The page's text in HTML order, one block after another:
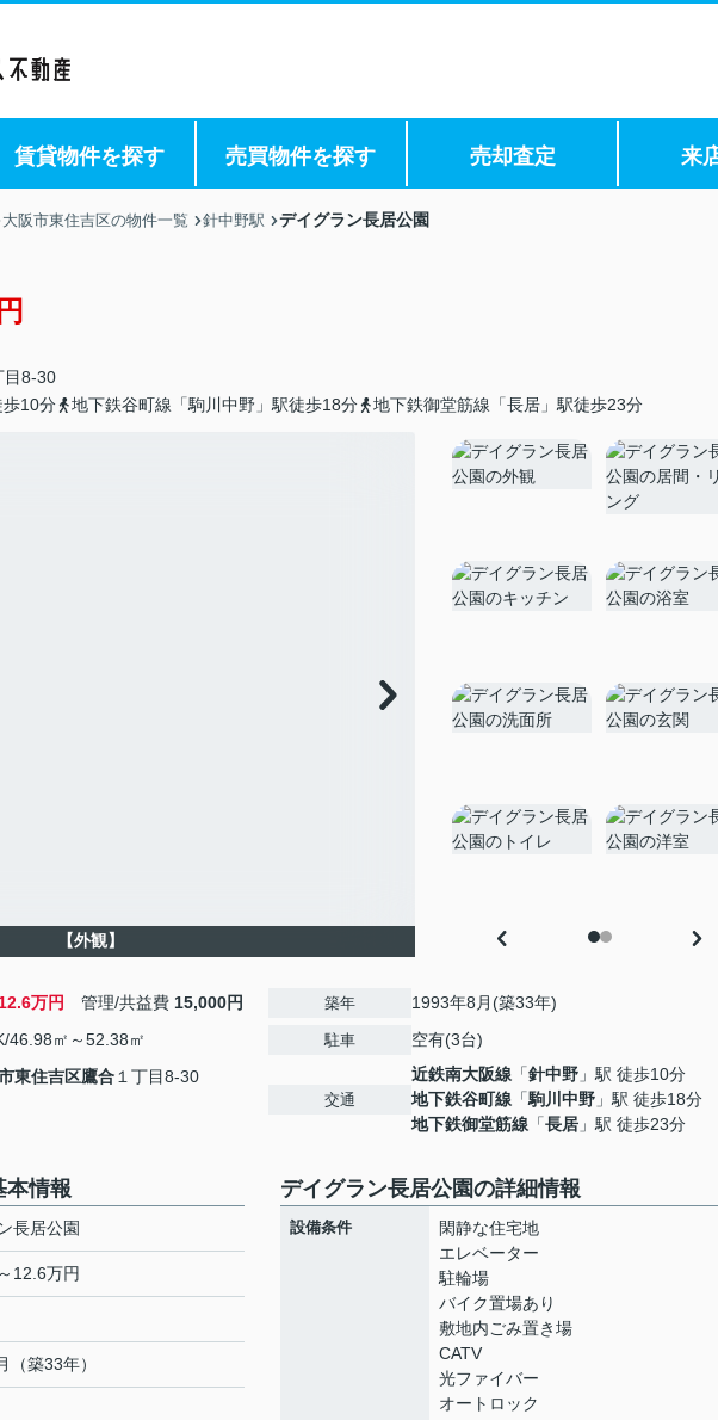
賃貸物件を探す 売買物件を探す 売却査定 来
大阪市東住吉区の物件一覧 針中野駅 デイグラン長居公園
目8-30
歩10分
地下鉄谷町線「駒川中野」駅徒歩18分 地下鉄御堂筋線「長居」駅徒歩23分
【外観】
万円 管理/共益費 15,000円
46.98㎡～52.38㎡
東住吉区鷹合 １丁目8-30
築年 1993年8月(築33年)
駐車 空有(3台)
交通
近鉄南大阪線 「針中野 」駅 徒歩10分
地下鉄谷町線 「駒川中野 」駅 徒歩18分
地下鉄御堂筋線 「長居 」駅 徒歩23分
本情報
長居公園
12.6万円
（築33年）
デイグラン長居公園の詳細情報
設備条件
閑静な住宅地
エレベーター
駐輪場
バイク置場あり
敷地内ごみ置き場
CATV
光ファイバー
オートロック